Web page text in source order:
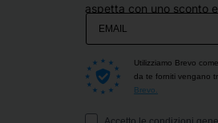
aspetta con uno sconto
Utilizziamo Brevo
da te forniti vengano
Brevo.